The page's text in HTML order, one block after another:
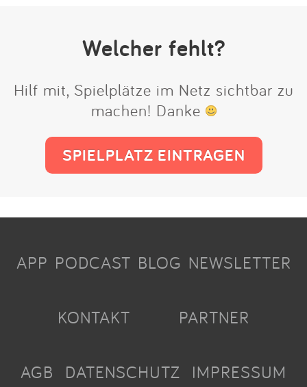
Welcher fehlt?
Hilf mit, Spielplätze im Netz sichtbar zu
machen! Danke
SPIELPLATZ EINTRAGEN
APP PODCAST BLOG NEWSLETTER
KONTAKT PARTNER
AGB DATENSCHUTZ IMPRESSUM